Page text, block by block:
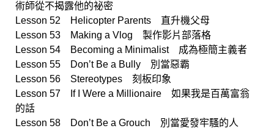
術師從不揭露他的祕密
Lesson 52 Helicopter Parents 直升機父母
Lesson 53 Making a Vlog 製作影片部落格
Lesson 54 Becoming a Minimalist 成為極簡主義者
Lesson 55 Don’t Be a Bully 別當惡霸
Lesson 56 Stereotypes 刻板印象
Lesson 57 If I Were a Millionaire 如果我是百萬富翁
的話
Lesson 58 Don’t Be a Grouch 別當愛發牢騷的人